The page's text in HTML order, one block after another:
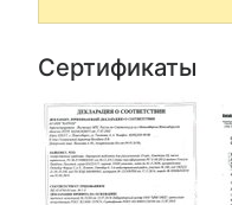
Сертификаты